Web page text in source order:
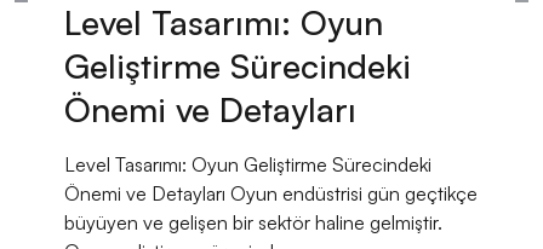
Level Tasarımı: Oyun
Geliştirme Sürecindeki
Önemi ve Detayları
Level Tasarımı: Oyun Geliştirme Sürecindeki
Önemi ve Detayları Oyun endüstrisi gün geçtikçe
büyüyen ve gelişen bir sektör haline gelmiştir.